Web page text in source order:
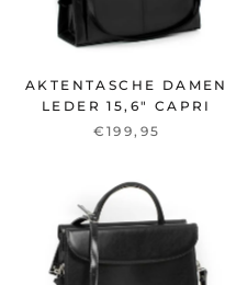
AKTENTASCHE DAMEN
LEDER 15,6" CAPRI
€199,95